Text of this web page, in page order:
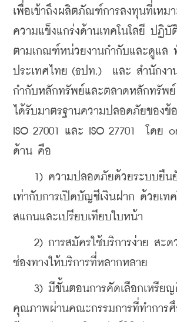
เพื่อเข้าถึงผลิตภัณฑ์การลงทุนที่เห
ความแข็งแกร่งด้านเทคโนโลยี ปฏิบั
ตามเกณฑ์หน่วยงานกำกับและดูแล
ประเทศไทย (ธปท.)  และ สำนักงา
กำกับหลักทรัพย์และตลาดหลักทรัพ
ได้รับมาตรฐานความปลอดภัยของข้
ISO 27001 และ ISO 27701  โดย
ด้าน คือ
1) ความปลอดภัยด้วยระบบยืนยั
เท่ากับการเปิดบัญชีเงินฝาก ด้วยเท
สแกนและเปรียบเทียบใบหน้า
2) การสมัครใช้บริการง่าย สะด
ช่องทางให้บริการที่หลากหลาย
3) มีขั้นตอนการคัดเลือกเหรียญ
คุณภาพผ่านคณะกรรมการที่ทำการศึ